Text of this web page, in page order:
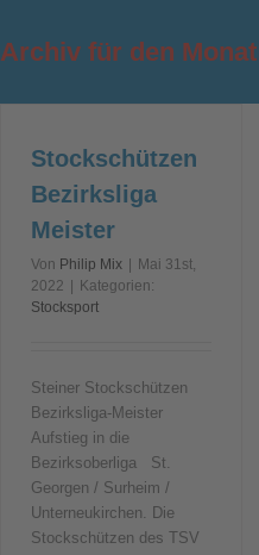
Archiv für den
Stockschützen
Bezirksliga
Meister
Von Philip Mix
Mai 31st,
2022
Kategorien:
Stocksport
Steiner Stockschützen
Bezirksliga-Meister
Aufstieg in die
Bezirksoberliga St.
Georgen / Surheim /
Unterneukirchen. Die
Stockschützen des TSV